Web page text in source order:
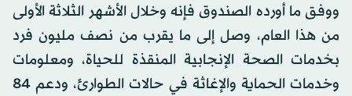
ووفق ما أورده الصندوق فإنه وخلال الأشهر الثلاثة الأولى
من هذا العام، وصل إلى ما يقرب من نصف مليون فرد
بخدمات الصحة الإنجابية المنقذة للحياة، ومعلومات
وخدمات الحماية والإغاثة في حالات الطوارئ، ودعم 84